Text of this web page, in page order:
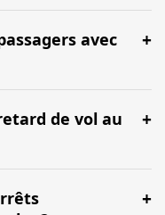
6 Std. 25 Min. pour
emprunte le
selon le trafic.
avec
VW Multivan) sont
jusqu’à 6
de 6 à 7
de vol au
Votre chauffeur
frais